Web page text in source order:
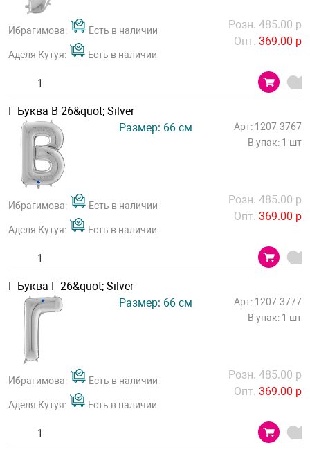
Ибрагимова: Есть в наличии
Аделя Кутуя: Есть в наличии
Розн. 485.00 р
Опт. 369.00 р
Г Буква В 26&quot; Silver
Размер: 66 см
Арт: 1207-3767
В упак: 1 шт
Ибрагимова: Есть в наличии
Аделя Кутуя: Есть в наличии
Розн. 485.00 р
Опт. 369.00 р
Г Буква Г 26&quot; Silver
Размер: 66 см
Арт: 1207-3777
В упак: 1 шт
Ибрагимова: Есть в наличии
Аделя Кутуя: Есть в наличии
Розн. 485.00 р
Опт. 369.00 р